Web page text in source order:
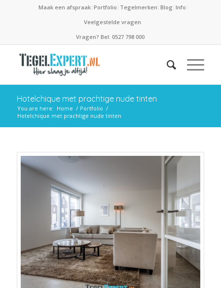
Maak een afspraak Portfolio Tegelmerken Blog Info
Veelgestelde vragen
Vragen? Bel: 0527 798 000
Hotelchique met prachtige nude tinten
You are here: Home / Portfolio /
Hotelchique met prachtige nude tinten